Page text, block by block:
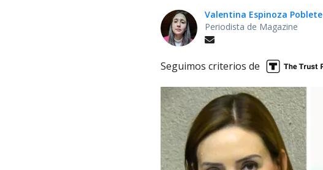
Valentina Espinoza Poblete
Periodista de Magazine
Seguimos criterios de